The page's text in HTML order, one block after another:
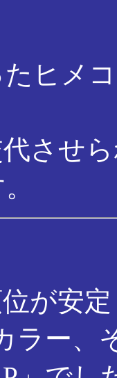
ヒメ
させ
が安
ラー、